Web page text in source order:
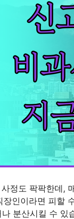
정도 팍팍한데,
장인이라면 피할
나 분산시킬 수